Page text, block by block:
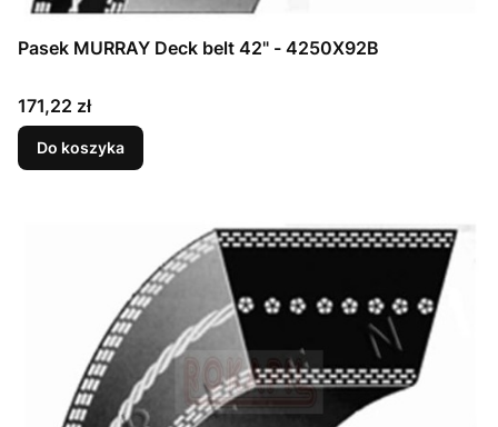
Pasek MURRAY Deck belt 42" - 4250X92B
Cena
171,22 zł
Do koszyka